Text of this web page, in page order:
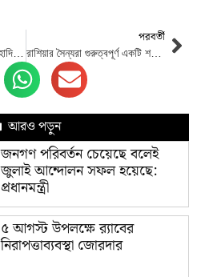
পরবর্তী
রাশিয়ার সৈন্যরা গুরুত্বপূর্ণ একটি শহর ঘিরে ফেলায় পশ্চিমাদের প্রতি জেলেনস্কির ক্ষোভ
আরও পড়ুন
জনগণ পরিবর্তন চেয়েছে বলেই
জুলাই আন্দোলন সফল হয়েছে:
প্রধানমন্ত্রী
৫ আগস্ট উপলক্ষে র‌্যাবের
নিরাপত্তাব্যবস্থা জোরদার